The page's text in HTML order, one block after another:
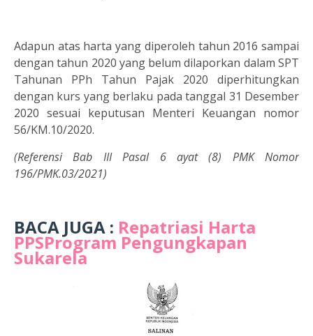
Adapun atas harta yang diperoleh tahun 2016 sampai
dengan tahun 2020 yang belum dilaporkan dalam SPT
Tahunan PPh Tahun Pajak 2020 diperhitungkan
dengan kurs yang berlaku pada tanggal 31 Desember
2020 sesuai keputusan Menteri Keuangan nomor
56/KM.10/2020.
(Referensi Bab III Pasal 6 ayat (8) PMK Nomor
196/PMK.03/2021)
BACA JUGA : Repatriasi Harta
PPSProgram Pengungkapan
Sukarela